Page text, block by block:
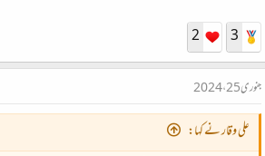
3
2
جنوری 25، 2024
علی وقار نے کہا: